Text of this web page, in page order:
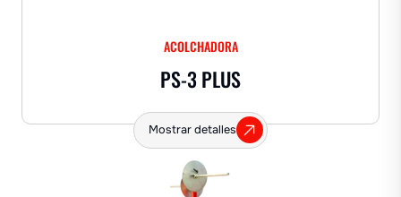
ACOLCHADORA
PS-3 PLUS
Mostrar detalles